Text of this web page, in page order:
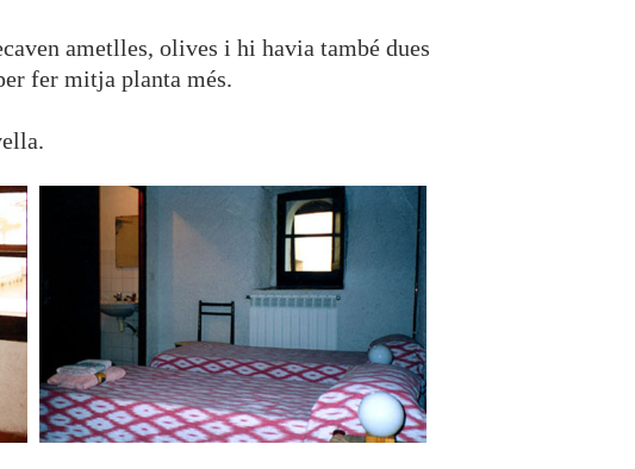
ametlles, olives i hi havia també dues
fer mitja planta més.